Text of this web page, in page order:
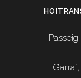
HOME
Passeig